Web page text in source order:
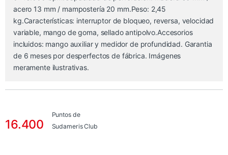
acero 13 mm / mampostería 20 mm.Peso: 2,45
kg.Características: interruptor de bloqueo, reversa, velocidad
variable, mango de goma, sellado antipolvo.Accesorios
incluidos: mango auxiliar y medidor de profundidad. Garantia
de 6 meses por desperfectos de fábrica. Imágenes
meramente ilustrativas.
16.400
Puntos de
Sudameris Club